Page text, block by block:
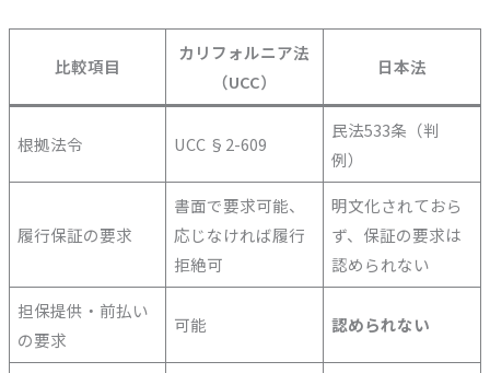
比較項目
カリフォルニア法
（UCC）
日本法
根拠法令 UCC §2-609
民法533条（判
例）
履行保証の要求
書面で要求可能、
応じなければ履行
拒絶可
明文化されておら
ず、保証の要求は
認められない
担保提供・前払い
の要求
可能 認められない